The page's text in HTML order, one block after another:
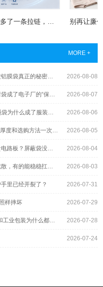
看着只是多了一条拉链，为什么屏蔽自封袋成了电子厂的“保险柜”？
MORE +
2026-08-08
袋子里面都是银色，价格却差一大截？镀铝膜袋真正的秘密藏在这层“金属皮肤”里
2026-08-07
看着只是多了一条拉链，为什么屏蔽自封袋成了电子厂的“保险柜”？
2026-08-06
别再让廉价包装拖垮产品质感：CPE抽绳袋为什么成了服装与3C品牌的新宠？
2026-08-05
尼龙真空袋为什么会漏气？PA/PE材质、厚度和选购方法一次讲清
2026-08-04
一只银灰色袋子，为什么能救下一块昂贵电路板？屏蔽袋没你想得那么简单
2026-08-03
拉伸膜看着都一样，为什么有的缠两圈就散，有的能稳稳扛过长途运输？
2026-07-31
里已经开裂了？
2026-07-29
样摔坏
2026-07-28
PE四方袋是什么？纸箱内衬、大件防尘和工业包装为什么都在用它
2026-07-24